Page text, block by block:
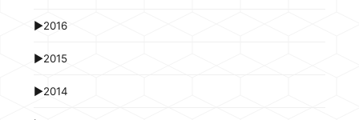
►2016
►2015
►2014